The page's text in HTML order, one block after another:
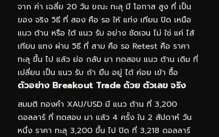
จาก ค่า เฉลี่ย 20 วัน ขณะ ทะลุ มี โอกาส สูง ที่ เป็น
ของ จริง วิธี ที่ สอง คือ รอ ให้ แท่ง เทียน ปิด เหนือ
แนว ต้าน หรือ ใต้ แนว รับ อย่าง ชัดเจน ไม่ ใช่ แค่ ไส้
เทียน แทง ผ่าน วิธี ที่ สาม คือ รอ Retest คือ ราคา
ทะลุ ขึ้น ไป แล้ว ย่อ กลับ มา ทดสอบ แนว ต้าน เดิม ที่
เปลี่ยน เป็น แนว รับ ถ้า ยืน อยู่ ได้ ค่อย เข้า ซื้อ
ตัวอย่าง Breakout Trade ด้วย ตัวเลข จริง
สมมติ ทองคำ XAU/USD มี แนว ต้าน ที่ 3,200
ดอลลาร์ ที่ ทดสอบ มา แล้ว 4 ครั้ง ใน 2 สัปดาห์ วัน
หนึ่ง ราคา ทะลุ 3,200 ขึ้น ไป ปิด ที่ 3,218 ดอลลาร์